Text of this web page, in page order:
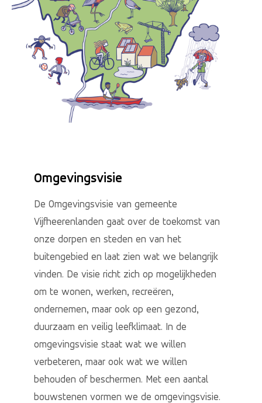
Omgevingsvisie
De Omgevingsvisie van gemeente
Vijfheerenlanden gaat over de toekomst van
onze dorpen en steden en van het
buitengebied en laat zien wat we belangrijk
vinden. De visie richt zich op mogelijkheden
om te wonen, werken, recreëren,
ondernemen, maar ook op een gezond,
duurzaam en veilig leefklimaat. In de
omgevingsvisie staat wat we willen
verbeteren, maar ook wat we willen
behouden of beschermen. Met een aantal
bouwstenen vormen we de omgevingsvisie.